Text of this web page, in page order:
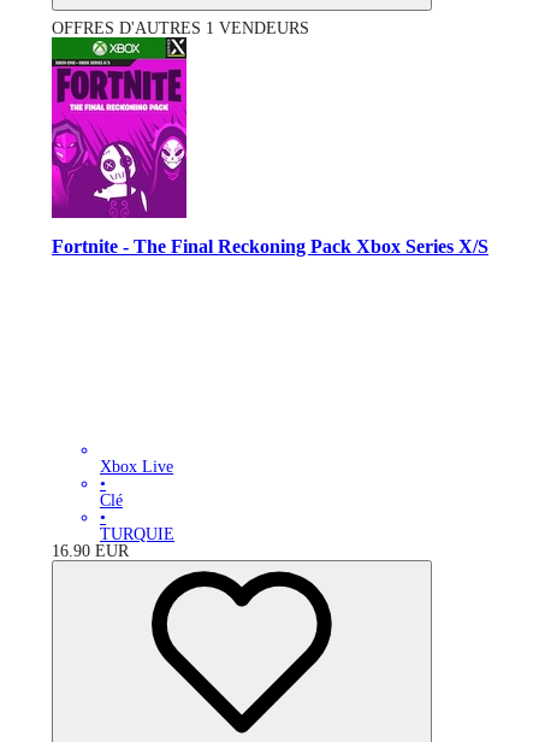
OFFRES D'AUTRES 1 VENDEURS
Fortnite - The Final Reckoning Pack Xbox Series X/S
Xbox Live
•
Clé
•
TURQUIE
16.90 EUR